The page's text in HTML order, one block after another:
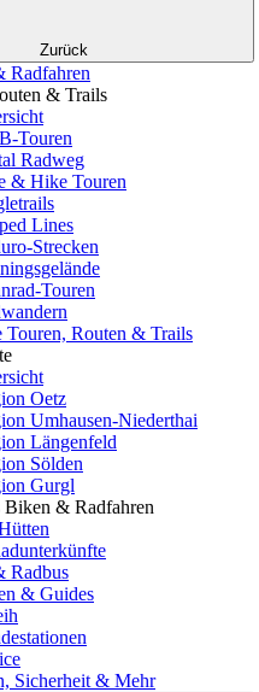
Zurück
Radfahren
& Trails
Touren
Radweg
& Hike Touren
Lines
Strecken
Touren
Touren, Routen & Trails
Oetz
Umhausen-Niederthai
Längenfeld
Sölden
Gurgl
Biken & Radfahren
Radbus
& Guides
Sicherheit & Mehr